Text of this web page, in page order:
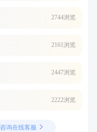
2744浏览
2161浏览
2447浏览
2222浏览
咨询在线客服